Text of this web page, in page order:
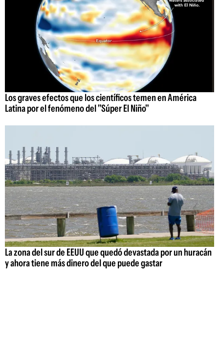
Los graves efectos que los científicos temen en América
Latina por el fenómeno del "Súper El Niño"
La zona del sur de EEUU que quedó devastada por un huracán
y ahora tiene más dinero del que puede gastar